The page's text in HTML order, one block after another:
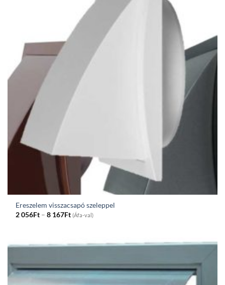
Ereszelem visszacsapó szeleppel
2 056Ft – 8 167FtPrice
range:
8
(Áfa-val)